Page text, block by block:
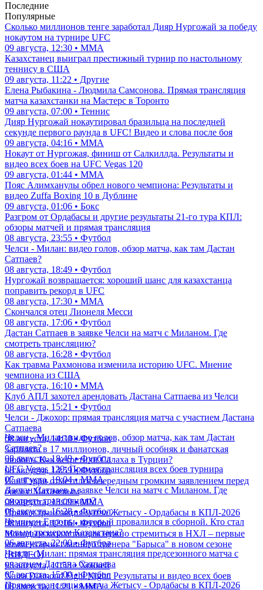
Последние
Популярные
Сколько миллионов тенге заработал Дияр Нургожай за победу
нокаутом на турнире UFC
09 августа, 12:30 • ММА
Казахстанец выиграл престижный турнир по настольному
теннису в США
09 августа, 11:22 • Другие
Елена Рыбакина - Людмила Самсонова. Прямая трансляция
матча казахстанки на Мастерс в Торонто
09 августа, 07:00 • Теннис
Дияр Нургожай нокаутировал бразильца на последней
секунде первого раунда в UFC! Видео и слова после боя
09 августа, 04:16 • ММА
Нокаут от Нургожая, финиш от Салкиллда. Результаты и
видео всех боев на UFC Vegas 120
09 августа, 01:44 • ММА
Пояс Алимханулы обрел нового чемпиона: Результаты и
видео Zuffa Boxing 10 в Дублине
09 августа, 01:06 • Бокс
Разгром от Ордабасы и другие результаты 21-го тура КПЛ:
обзоры матчей и прямая трансляция
08 августа, 23:55 • Футбол
Челси - Милан: видео голов, обзор матча, как там Дастан
Сатпаев?
08 августа, 18:49 • Футбол
Нургожай возвращается: хороший шанс для казахстанца
поправить рекорд в UFC
08 августа, 17:30 • ММА
Скончался отец Лионеля Месси
08 августа, 17:06 • Футбол
Дастан Сатпаев в заявке Челси на матч с Миланом. Где
смотреть трансляцию?
08 августа, 16:28 • Футбол
Как травма Рахмонова изменила историю UFC. Мнение
чемпиона из США
08 августа, 16:10 • ММА
Клуб АПЛ захотел арендовать Дастана Сатпаева из Челси
08 августа, 15:21 • Футбол
Челси - Джохор: прямая трансляция матча с участием Дастана
Сатпаева
08 августа, 14:30 • Футбол
Зарплата в 17 миллионов, личный особняк и фанатская
любовь. Как встретили Салаха в Турции?
08 августа, 13:59 • Футбол
Иан Гэрри отметился очередным громким заявлением перед
боем с Махачевым
08 августа, 13:09 • ММА
Прямая трансляция матча Жетысу - Ордабасы в КПЛ-2026
08 августа, 12:16 • Футбол
Молодым казахстанцам нужно стремиться в НХЛ – первые
комментарии главного тренера "Барыса" в новом сезоне
(ВИДЕО)
08 августа, 11:53 • Хоккей
Naiza Diamond Fight Night: Результаты и видео всех боев
08 августа, 11:21 • ММА
Челси - Милан: видео голов, обзор матча, как там Дастан
Сатпаев?
08 августа, 18:49 • Футбол
UFC Vegas 120: Прямая трансляция всех боев турнира
07 августа, 19:04 • ММА
Дастан Сатпаев в заявке Челси на матч с Миланом. Где
смотреть трансляцию?
08 августа, 16:28 • Футбол
Чемпион Европы, который провалился в сборной. Кто стал
новым тренером Казахстана?
06 августа, 22:00 • Футбол
Челси - Милан: прямая трансляция предсезонного матча с
участием Дастана Сатпаева
07 августа, 15:00 • Футбол
Прямая трансляция матча Жетысу - Ордабасы в КПЛ-2026